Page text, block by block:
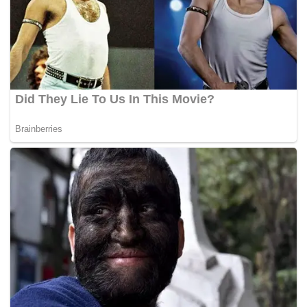
Susulan surat viral itu, netizen menzahirkan kebimbangan
sama ada perlu menukar nama berkenaan atau tidak. –
MYNEWSHUB.CC
Mufti nama